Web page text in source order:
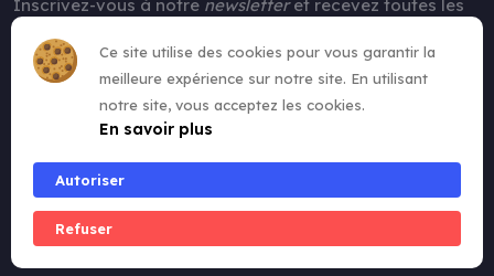
Ce site utilise des cookies pour vous garantir la
meilleure expérience sur notre site. En utilisant
notre site, vous acceptez les cookies.
En savoir plus
Autoriser
Refuser
Inscrivez-vous à notre newsletteret recevez toutes les
nouvelles !